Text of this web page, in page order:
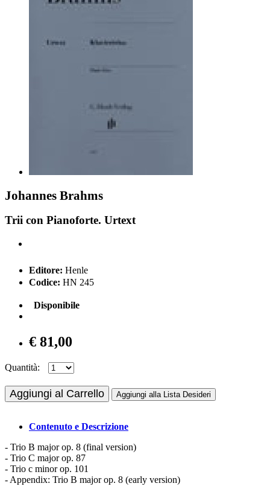
Johannes Brahms
Trii con Pianoforte. Urtext
Editore: Henle
Codice: HN 245
Disponibile
€ 81,00
Quantità:
Aggiungi al Carrello Aggiungi alla Lista Desideri
Contenuto e Descrizione
- Trio B major op. 8 (final version)
- Trio C major op. 87
- Trio c minor op. 101
- Appendix: Trio B major op. 8 (early version)